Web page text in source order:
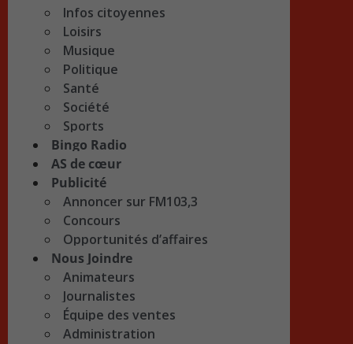
Infos citoyennes
Loisirs
Musique
Politique
Santé
Société
Sports
Bingo Radio
AS de cœur
Publicité
Annoncer sur FM103,3
Concours
Opportunités d’affaires
Nous Joindre
Animateurs
Journalistes
Équipe des ventes
Administration